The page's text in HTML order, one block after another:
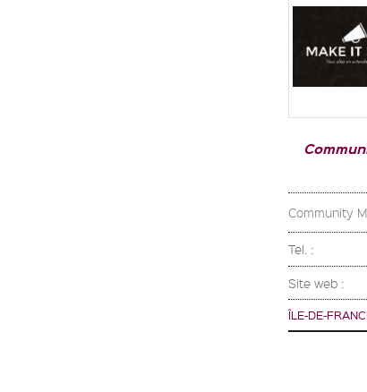
Community
Tel. :
Site web :
ÎLE-DE-